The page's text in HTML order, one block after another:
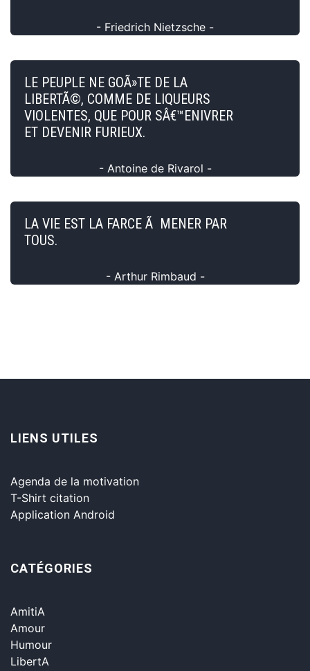
- Friedrich Nietzsche -
LE PEUPLE NE GOÃ»TE DE LA
LIBERTÃ©, COMME DE LIQUEURS
VIOLENTES, QUE POUR SÂ€™ENIVRER
ET DEVENIR FURIEUX.
- Antoine de Rivarol -
LA VIE EST LA FARCE Ã MENER PAR
TOUS.
- Arthur Rimbaud -
LIENS UTILES
Agenda de la motivation
T-Shirt citation
Application Android
CATÉGORIES
AmitiA
Amour
Humour
LibertA